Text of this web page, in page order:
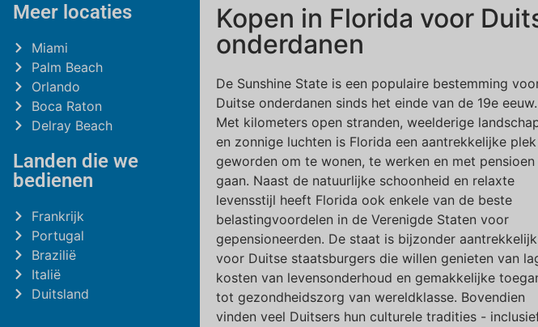
Meer locaties
Miami
Palm Beach
Orlando
Boca Raton
Delray Beach
Landen die we
bedienen
Frankrijk
Portugal
Brazilië
Italië
Duitsland
Kopen in Florida voor
onderdanen
De Sunshine State is een populaire bestemming
Duitse onderdanen sinds het einde van de 19e eeuw.
Met kilometers open stranden, weelderige
en zonnige luchten is Florida een aantrekkelijke plek
geworden om te wonen, te werken en met
gaan. Naast de natuurlijke schoonheid en relaxte
levensstijl heeft Florida ook enkele van de beste
belastingvoordelen in de Verenigde Staten voor
gepensioneerden. De staat is bijzonder aantrekkelijk
voor Duitse staatsburgers die willen genieten van
kosten van levensonderhoud en gemakkelijke
tot gezondheidszorg van wereldklasse. Bovendien
vinden veel Duitsers hun culturele tradities -